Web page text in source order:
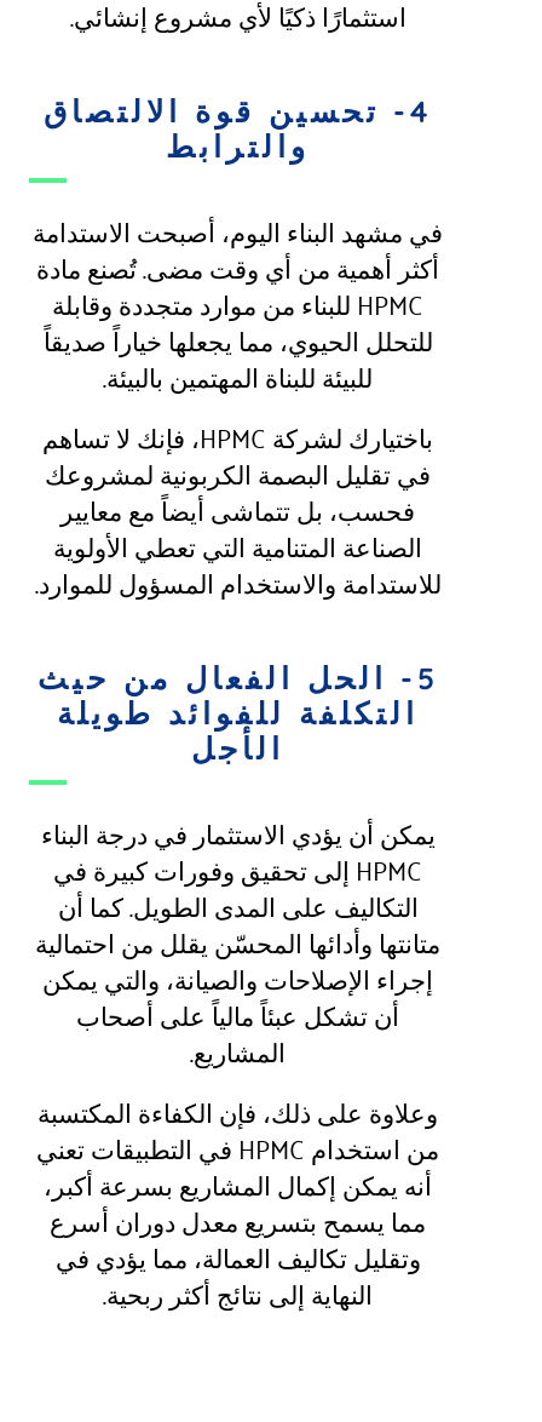
استثمارًا ذكيًا لأي مشروع إنشائي.
4- تحسين قوة الالتصاق
والترابط
في مشهد البناء اليوم، أصبحت الاستدامة
أكثر أهمية من أي وقت مضى. تُصنع مادة
HPMC للبناء من موارد متجددة وقابلة
للتحلل الحيوي، مما يجعلها خياراً صديقاً
للبيئة للبناة المهتمين بالبيئة.
باختيارك لشركة HPMC، فإنك لا تساهم
في تقليل البصمة الكربونية لمشروعك
فحسب، بل تتماشى أيضاً مع معايير
الصناعة المتنامية التي تعطي الأولوية
للاستدامة والاستخدام المسؤول للموارد.
5- الحل الفعال من حيث
التكلفة للفوائد طويلة
الأجل
يمكن أن يؤدي الاستثمار في درجة البناء
HPMC إلى تحقيق وفورات كبيرة في
التكاليف على المدى الطويل. كما أن
متانتها وأدائها المحسّن يقلل من احتمالية
إجراء الإصلاحات والصيانة، والتي يمكن
أن تشكل عبئاً مالياً على أصحاب
المشاريع.
وعلاوة على ذلك، فإن الكفاءة المكتسبة
من استخدام HPMC في التطبيقات تعني
أنه يمكن إكمال المشاريع بسرعة أكبر،
مما يسمح بتسريع معدل دوران أسرع
وتقليل تكاليف العمالة، مما يؤدي في
النهاية إلى نتائج أكثر ربحية.